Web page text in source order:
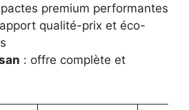
premium performantes
qualité-prix et éco-
: offre complète et